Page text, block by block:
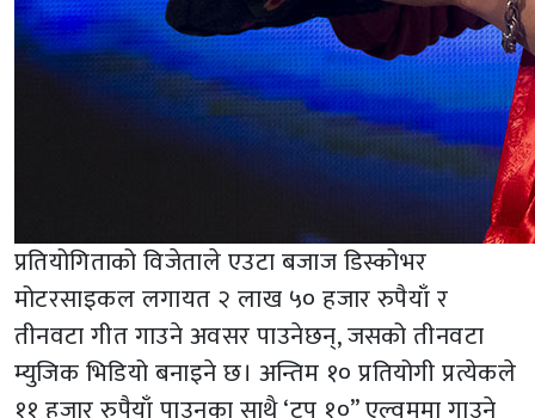
प्रतियोगिताको विजेताले एउटा बजाज डिस्कोभर
मोटरसाइकल लगायत २ लाख ५० हजार रुपैयाँ र
तीनवटा गीत गाउने अवसर पाउनेछन्, जसको तीनवटा
म्युजिक भिडियो बनाइने छ। अन्तिम १० प्रतियोगी प्रत्येकले